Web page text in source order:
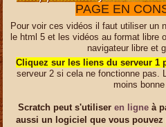
PAGE EN
Pour voir ces vidéos il faut utiliser un
le html 5 et les vidéos au format
navigateur libre et
Cliquez sur les liens du serveur 1
serveur 2 si cela ne fonctionne pas.
moins
Scratch peut s'utiliseren ligne à
aussi un logiciel que vous pouvez